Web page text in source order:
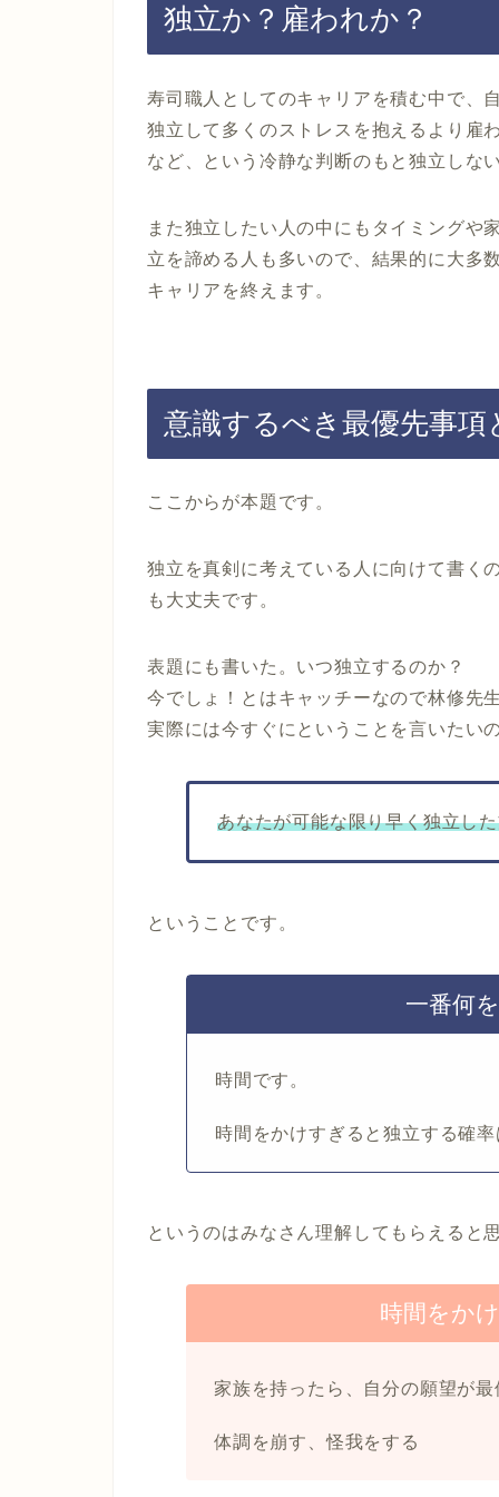
独立か？雇われか？
寿司職人としてのキャリアを積む中で、
独立して多くのストレスを抱えるより雇
など、という冷静な判断のもと独立しな
また独立したい人の中にもタイミングや
立を諦める人も多いので、結果的に大多
キャリアを終えます。
意識するべき最優先事項
ここからが本題です。
独立を真剣に考えている人に向けて書く
も大丈夫です。
表題にも書いた。いつ独立するのか？
今でしょ！とはキャッチーなので林修先
実際には今すぐにということを言いたい
あなたが可能な限り早く独立し
ということです。
一番何
時間 です。
時間をかけすぎると独立する確
というのはみなさん理解してもらえると
時間をか
家族を持ったら、自分の願望が
体調を崩す、怪我をする